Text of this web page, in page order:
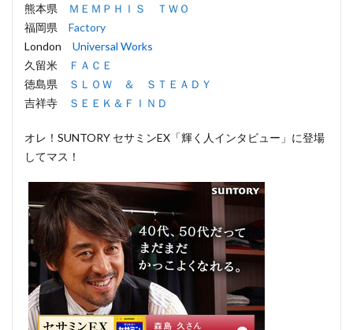
熊本県
ＭＥＭＰＨＩＳ ＴＷＯ
福岡県 Factory
London Universal Works
久留米
ＦＡＣＥ
徳島県
ＳＬＯＷ ＆ ＳＴＥＡＤＹ
吉祥寺
ＳＥＥＫ＆ＦＩＮＤ
オレ！SUNTORY セサミンEX「輝く人インタビュー」に登場
してマス！